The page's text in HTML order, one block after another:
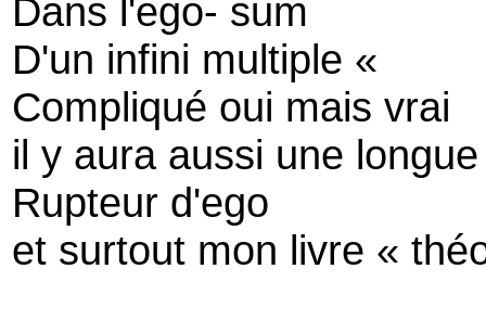
Dans l'ego- sum
D'un infini multiple «
Compliqué oui mais vrai
il y aura aussi une
Rupteur d'ego
et surtout mon livre «